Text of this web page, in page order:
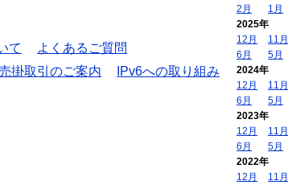
て
よくあるご質問
掛取引のご案内
IPv6への取り組み
2月
1月
2025年
12月
11月
6月
5月
2024年
12月
11月
6月
5月
2023年
12月
11月
6月
5月
2022年
12月
11月